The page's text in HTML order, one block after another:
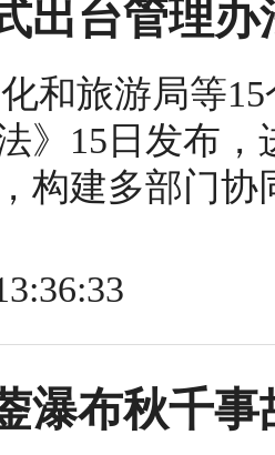
出台管理
和旅游局等
》15日发布
构建多部门
瀑布秋千